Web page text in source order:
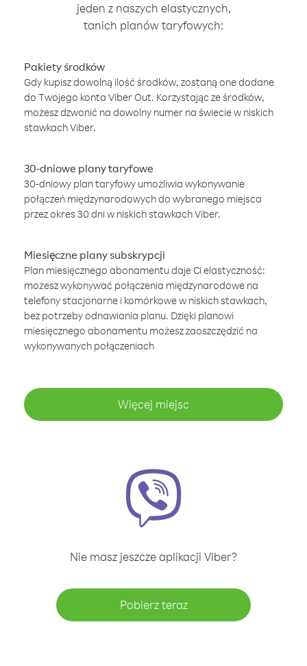
jeden z naszych elastycznych,
tanich planów taryfowych:
Pakiety środków
Gdy kupisz dowolną ilość środków, zostaną one dodane
do Twojego konta Viber Out. Korzystając ze środków,
możesz dzwonić na dowolny numer na świecie w niskich
stawkach Viber.
30-dniowe plany taryfowe
30-dniowy plan taryfowy umożliwia wykonywanie
połączeń międzynarodowych do wybranego miejsca
przez okres 30 dni w niskich stawkach Viber.
Miesięczne plany subskrypcji
Plan miesięcznego abonamentu daje Ci elastyczność:
możesz wykonywać połączenia międzynarodowe na
telefony stacjonarne i komórkowe w niskich stawkach,
bez potrzeby odnawiania planu. Dzięki planowi
miesięcznego abonamentu możesz zaoszczędzić na
wykonywanych połączeniach
Więcej miejsc
Nie masz jeszcze aplikacji Viber?
Pobierz teraz